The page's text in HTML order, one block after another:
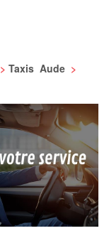
> Taxis Aude >